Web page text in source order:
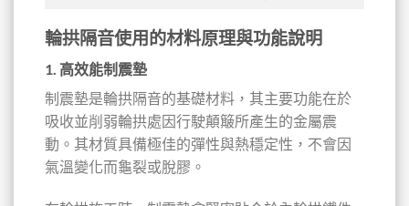
輪拱隔音使用的材料原理與功能說明
1. 高效能制震墊
制震墊是輪拱隔音的基礎材料，其主要功能在於
吸收並削弱輪拱處因行駛顛簸所產生的金屬震
動。其材質具備極佳的彈性與熱穩定性，不會因
氣溫變化而龜裂或脫膠。